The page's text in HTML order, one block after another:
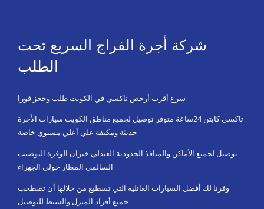
شركة أجرة الفراج السريع تحت
الطلب
سرع أقرب أرخص تاكسي في الكويت طلب وحجز فورا
تاكسي كابتن 24ساعة متوفر توصيل لجميع مناطق الكويت سيارات الأجرة
حديثة ومكيفة علي أعلي مستوي خاصة
توصيل لجميع الأماكن والمنافذ الحدودية العبدلي خيران الوفرة النوصيب
السالمي المطار حولي الجهراء
وفرنا لك أفضل السيارات العائلية التي تسطيع من خلالها أن تصطحب
جميع أفراد المنزل والشنط للتوصيل